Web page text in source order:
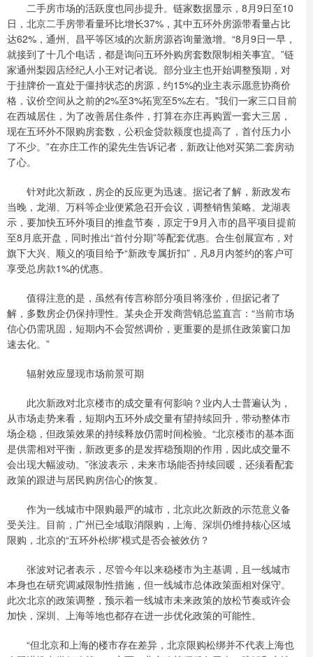
二手房市场的活跃度也同步提升。链家数据显示，8月9日至10
日，北京二手房带看量环比增长37%，其中五环外房源带看量占比
达62%，通州、昌平等区域的次新房源咨询量激增。“8月9日一早，
就接到了十几个电话，都是询问五环外购房套数限制相关事宜。”链
家通州梨园店经纪人小王对记者说。部分业主也开始调整预期，对
于挂牌价一直处于僵持状态的房源，约15%的业主表示愿意协商价
格，议价空间从之前的2%至3%拓宽至5%左右。"我们一家三口目前
在西城居住，为了改善居住条件，打算在亦庄再购置一套大三居，
现在五环外不限购房套数，公积金贷款额度也提高了，首付压力小
了不少。”在亦庄工作的梁先生告诉记者，新政让他对买第二套房动
了心。
针对此次新政，房企的反应更为迅速。据记者了解，新政发布
当晚，龙湖、万科等企业便紧急召开会议，调整销售策略。龙湖表
示，要加快五环外项目的推盘节奏，原定于9月入市的昌平项目提前
至8月底开盘，同时推出“首付分期”等配套优惠。合生创展宣布，对
旗下大兴、顺义的项目给予“新政专属折扣”，凡8月内签约的客户可
享受总房款1%的优惠。
值得注意的是，虽然有传言称部分项目将涨价，但据记者了
解，多数房企仍保持理性。某央企开发商营销总监直言：“当前市场
信心仍需巩固，短期内不会贸然调价，更重要的是抓住政策窗口加
速去化。”
辐射效应显现市场前景可期
此次新政对北京楼市的成交量有何影响？业内人士普遍认为，
从市场走势来看，短期内五环外成交量有望持续回升，带动整体市
场企稳，但政策效果的持续释放仍需时间检验。“北京楼市的基本面
是供需相对平衡，新政更多的是发挥稳预期的作用，因此成交量不
会出现大幅波动。”张波表示，未来市场能否持续回暖，还须看配套
政策的跟进与居民购房信心的恢复。
作为一线城市中限购最严的城市，北京此次新政的示范意义备
受关注。目前，广州已全域取消限购，上海、深圳仍维持核心区域
限购，北京的“五环外松绑”模式是否会被效仿？
张波对记者表示，尽管今年以来稳楼市为主基调，且一线城市
本身也在研究调减限制性措施，但一线城市总体政策面相对保守。
此次北京的政策调整，预示着一线城市未来政策的放松节奏或许会
加快，深圳、上海等地也都存在进一步优化政策的可能性。
“但北京和上海的楼市存在差异，北京限购松绑并不代表上海也